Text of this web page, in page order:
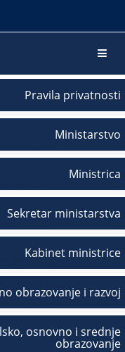
Pravila privatnosti
Ministarstvo
Ministrica
Sekretar ministarstva
Kabinet ministrice
obrazovanje i razvoj
osnovno i srednje
obrazovanje